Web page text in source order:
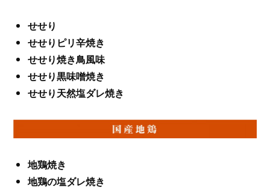
せせり
せせりピリ辛焼き
せせり焼き鳥風味
せせり黒味噌焼き
せせり天然塩ダレ焼き
地鶏焼き
地鶏の塩ダレ焼き